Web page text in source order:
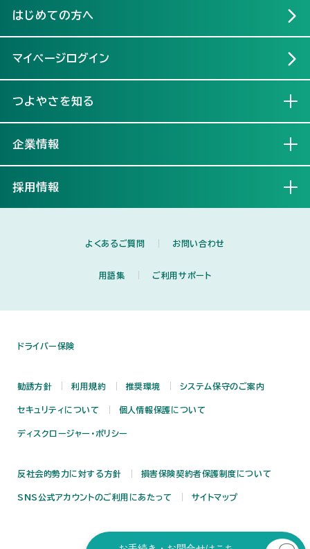
はじめての方へ
マイページログイン
つよやさを知る
企業情報
採用情報
よくあるご質問 お問い合わせ
用語集 ご利用サポート
ドライバー保険
勧誘方針 利用規約 推奨環境 システム保守のご案内
セキュリティについて 個人情報保護について
ディスクロージャー・ポリシー
反社会的勢力に対する方針 損害保険契約者保護制度について
SNS公式アカウントのご利用にあたって サイトマップ